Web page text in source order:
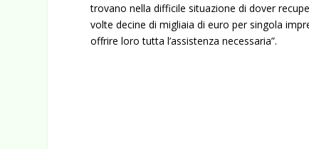
trovano nella difficile situazione di dover
volte decine di migliaia di euro per singola
offrire loro tutta l’assistenza necessaria”.